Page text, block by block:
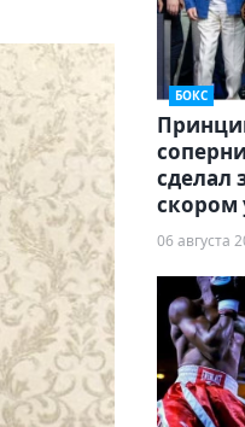
БОКС
сделал
скором
06 августа